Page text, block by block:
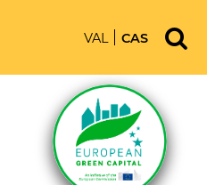
VAL CAS